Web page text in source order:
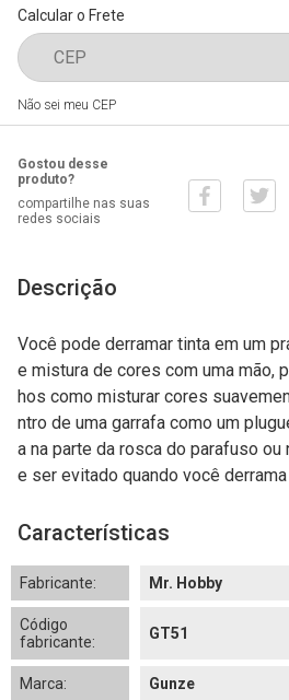
Calcular o Frete
Não sei meu CEP
Gostou desse
produto?
compartilhe nas suas
redes sociais
Descrição
Você pode derramar tinta em um
e mistura de cores com uma mão,
hos como misturar cores
ntro de uma garrafa como um
a na parte da rosca do parafuso ou
e ser evitado quando você derrama
Características
Fabricante: Mr. Hobby
Código
fabricante:
GT51
Marca: Gunze